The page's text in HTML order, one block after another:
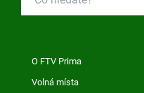
O FTV Prima
Volná místa